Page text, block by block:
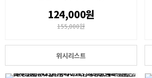
124,000원
155,000원
위시리스트